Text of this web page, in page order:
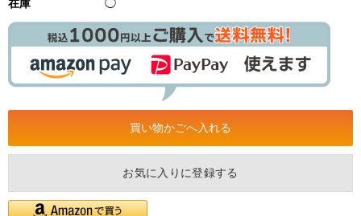
在庫 ◯
お気に入りに登録する